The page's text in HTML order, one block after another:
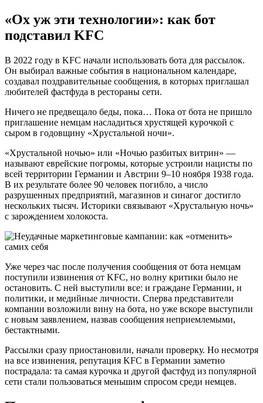
«Ох уж эти технологии»: как бот
подставил KFC
В 2022 году в KFC начали использовать бота для рассылок.
Он выбирал важные события в национальном календаре,
создавал поздравительные сообщения, в которых приглашал
любителей фастфуда в рестораны сети.
Ничего не предвещало беды, пока… Пока от бота не пришло
приглашение немцам насладиться хрустящей курочкой с
сыром в годовщину «Хрустальной ночи».
«Хрустальной ночью» или «Ночью разбитых витрин» —
называют еврейские погромы, которые устроили нацисты по
всей территории Германии и Австрии 9–10 ноября 1938 года.
В их результате более 90 человек погибло, а число
разрушенных предприятий, магазинов и синагог достигло
нескольких тысяч. Историки связывают «Хрустальную ночь»
с зарождением холокоста.
Уже через час после получения сообщения от бота немцам
поступили извинения от KFC, но волну критики было не
остановить. С ней выступили все: и граждане Германии, и
политики, и медийные личности. Сперва представители
компании возложили вину на бота, но уже вскоре выступили
с новым заявлением, назвав сообщения неприемлемыми,
бестактными.
Рассылки сразу приостановили, начали проверку. Но несмотря
на все извинения, репутация KFC в Германии заметно
пострадала: та самая курочка и другой фастфуд из популярной
сети стали пользоваться меньшим спросом среди немцев.